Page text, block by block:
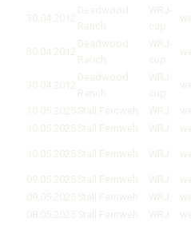
30.04.2012
Deadwood
Ranch
WRJ-
cup
30.04.2012
Deadwood
Ranch
WRJ-
cup
30.04.2012
Deadwood
Ranch
WRJ-
cup
10.05.2025 Stall Fernweh WRJ
10.05.2025 Stall Fernweh WRJ
10.05.2025 Stall Fernweh WRJ
09.05.2025 Stall Fernweh WRJ
09.05.2025 Stall Fernweh WRJ
08.05.2025 Stall Fernweh WRJ